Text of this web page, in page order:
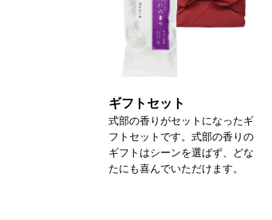
ギフトセット
式部の香りがセットになったギ
フトセットです。式部の香りの
ギフトはシーンを選ばず、どな
たにも喜んでいただけます。